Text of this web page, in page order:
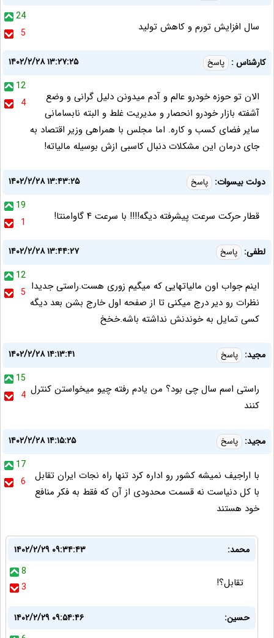
24
5
سال افزایش تورم و کاهش تولید
کارشناس : پاسخ
۱۴۰۲/۲/۲۸ ۱۳:۲۷:۲۵
12
4
الان تو حوزه خودرو عالم و آدم میدونن دلیل گرانی و وضع
آشفته بازار خودرو انحصار و مدیریت غلط و البته نابسامانی
سایر فضای کسب و کاره. اما مجلس با همراهی وزیر اقتصاد به
جای درمان این مشکلات دنبال کاسبی ازش بوسیله مالیاته!
دولت بیسوات: پاسخ
۱۴۰۲/۲/۲۸ ۱۳:۴۳:۲۵
19
1
قطار حرکت سرعت پیشرفته دیگه!!!! با سرعت ۴ گاوامنتا!
لطفی: پاسخ
۱۴۰۲/۲/۲۸ ۱۳:۴۴:۲۷
12
5 اینم جواب اون مالیاتهایی که میگیم زوری هست.راستی جدیدا
نظرات رو دیر درج میکنی تا از صفحه اول خارج بشن بعد دیگه
کسی تمایل به خوندنش نداشته باشه.خخخ
مجید: پاسخ
۱۴۰۲/۲/۲۸ ۱۴:۱۳:۴۱
15
4 راستی اسم سال چی بود؟ من یادم رفته چیو میخواستن کنترل
کنند
مجید: پاسخ
۱۴۰۲/۲/۲۸ ۱۴:۱۵:۲۵
17
6
با اراجیف نمیشه کشور رو اداره کرد تنها راه نجات ایران تقابل
با کل دنیاست نه قسمت محدودی از آن که فقط به فکر منافع
خود هستند
محمد:
۱۴۰۲/۲/۲۹ ۰۹:۳۴:۴۳
8
3
تقابل؟!
حسین:
۱۴۰۲/۲/۲۹ ۰۹:۵۴:۴۶